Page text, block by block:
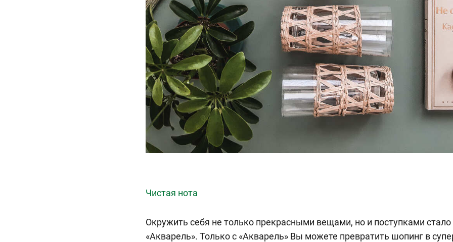
Чистая нота
Окружить себя не только прекрасными вещами, но и поступками
«Акварель». Только с «Акварель» Вы можете превратить шопинг в